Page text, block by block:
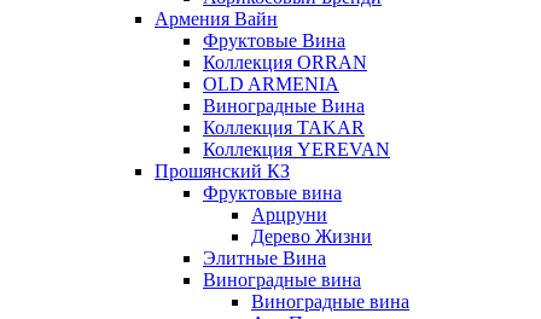
Армения Вайн
Фруктовые Вина
Коллекция ORRAN
OLD ARMENIA
Виноградные Вина
Коллекция TAKAR
Коллекция YEREVAN
Прошянский КЗ
Фруктовые вина
Арцруни
Дерево Жизни
Элитные Вина
Виноградные вина
Виноградные вина